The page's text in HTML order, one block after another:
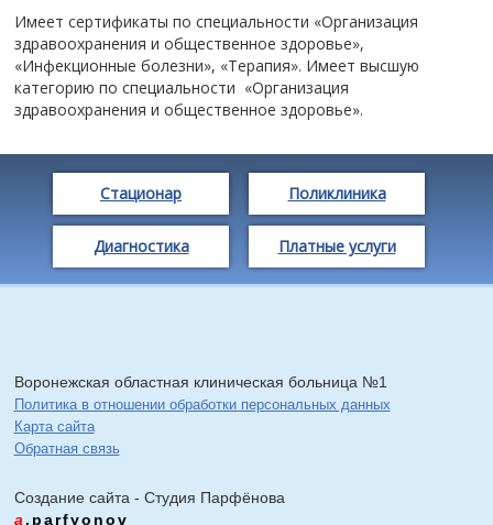
Имеет сертификаты по специальности «Организация
здравоохранения и общественное здоровье»,
«Инфекционные болезни», «Терапия». Имеет высшую
категорию по специальности «Организация
здравоохранения и общественное здоровье».
Стационар Поликлиника
Диагностика Платные услуги
Воронежская областная клиническая больница №1
Политика в отношении обработки персональных данных
Карта сайта
Обратная связь
Создание сайта - Cтудия Парфёнова
a .parfyonov